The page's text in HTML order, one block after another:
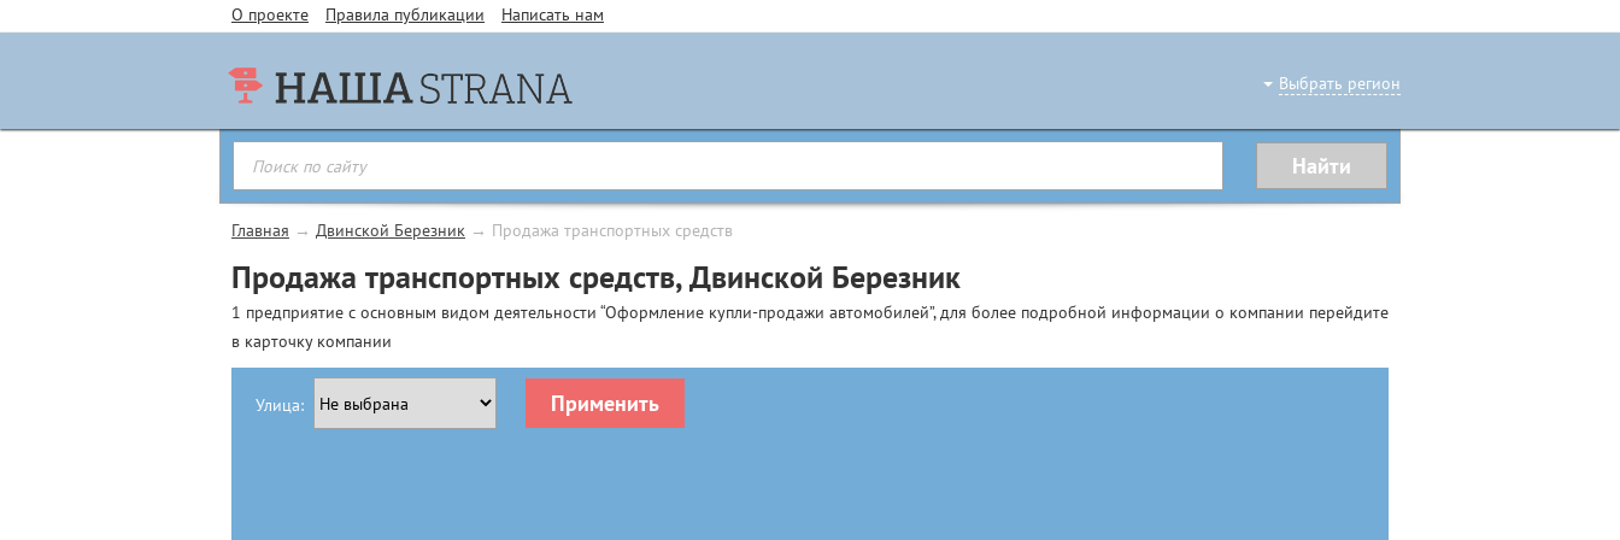
О проекте Правила публикации Написать нам
Выбрать регион
Главная → Двинской Березник → Продажа транспортных средств
Продажа транспортных средств, Двинской Березник
1 предприятие с основным видом деятельности “Оформление купли-продажи автомобилей”, для более подробной информации о компании перейдите
в карточку компании
Улица: Применить